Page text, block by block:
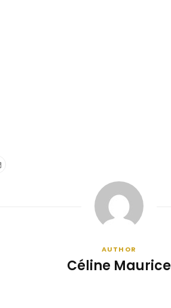
AUTHOR
Céline Maurice